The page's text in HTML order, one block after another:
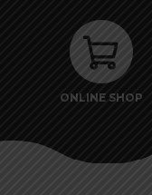
ONLINE SHOP